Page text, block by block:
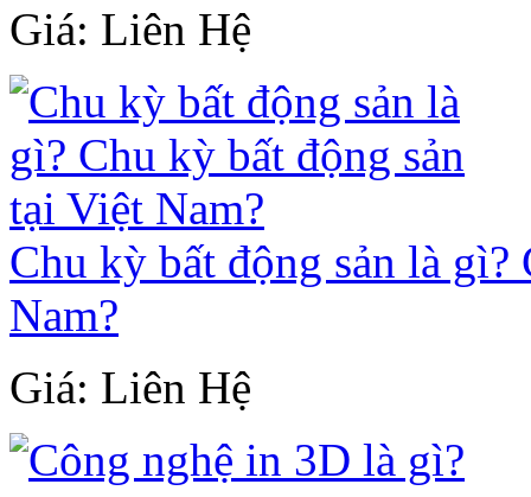
Giá: Liên Hệ
Chu kỳ bất động sản là
Nam?
Giá: Liên Hệ